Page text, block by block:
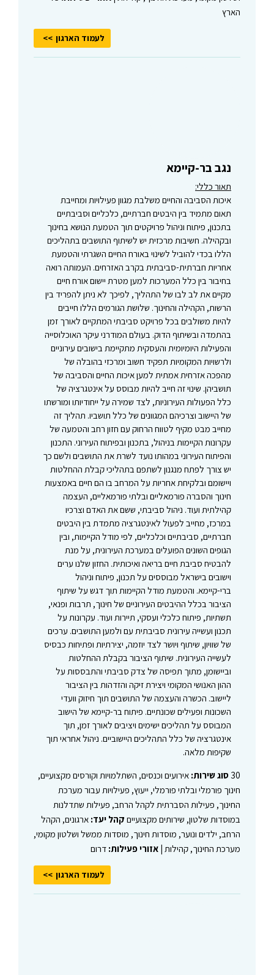
הארץ
לעמוד הארגון
נגב בר-קיימא
תאור כללי:
איכות הסביבה והחיים משלבת מגוון פעילויות ומחייבת
תאום מתמיד בין היבטים חברתיים, כלכליים וסביבתיים
בתכנון, פיתוח וניהול פרויקטים תוך הטמעת הנושא בחינוך
ובקהילה. חשיבות מרכזית יש לשיתוף התושבים בתהליכים
הללו בכדי להוביל לשינוי באורח החיים השגרתי והטמעת
אחריות חברתית-סביבתית בקרב האזרחים. העמותה רואה
בחיבור בין כלל המערכות למען מטרת יישום אורח חיים
מקיים את לב לבו של התהליך, לפיכך לא ניתן להפריד בין
הרשות, הקהילה והחינוך. שלושת הגורמים הללו חייבים
להיות משולבים בכל פרויקט סביבתי המתקיים לאורך זמן
בהתמדה ובשיתוף הדוק. בעולם המודרני עיקר האוכלוסייה
והפעילות היומיומית והעסקית מתקיימת בישובים עירוניים
ולרשויות המקומיות תפקיד חשוב ומרכזי בהובלה של
מהפכה אזרחית אמתית למען איכות החיים והסביבה של
תושביהן. שינוי זה חייב להיות מבוסס על אינטגרציה של
כלל הפעולות העירוניות, לצד שמירה על ייחודיותו ומורשתו
של היישוב וצרכיהם המגוונים של כלל תושביו. תהליך זה
מחייב מבט מקיף לטווח הרחוק עם חזון רחב והטמעה של
עקרונות הקיימות בניהול, בתכנון ובפיתוח העירוני. התכנון
והפיתוח העירוני במהותו נועד לשרת את התושבים ולשם כך
יש צורך לפתח מנגנון לשתפם בתהליכי קבלת ההחלטות
ויישומם ובלקיחת אחריות על המרחב בו הם חיים באמצעות
חינוך והסברה פורמאליים ובלתי פורמאליים, העצמה
קהילתית ועוד. ניהול סביבתי, ששם את האדם וצרכיו
במרכז, מחייב לפעול לאינטגרציה מתמדת בין היבטים
חברתיים, סביבתיים וכלכליים, לפי מודל הקיימות, ובין
הגופים השונים הפועלים במערכת העירונית, על מנת
להבטיח סביבת חיים בריאה ואיכותית. החזון שלנו ערים
וישובים בישראל מבוססים על תכנון, פיתוח וניהול
ברי-קיימא. והטמעת מודל הקיימות תוך דגש על שיתוף
הציבור בכלל ההיבטים העירוניים של חינוך, תרבות ופנאי,
תשתיות, פיתוח כלכלי ועסקי, תיירות ועוד. עקרונות על
תכנון ועשייה עירונית סביבתית עם ולמען התושבים. ערכים
של שוויון, שיתוף ויושר לצד יוזמה, יצירתיות ופתיחות כבסיס
לעשייה העירונית. שיתוף הציבור בקבלת ההחלטות
וביישומן, מתוך תפיסה של צדק סביבתי והתבססות על
ההון האנושי המקומי ויצירת זיקה והזדהות בין הציבור
ליישוב. הכשרה והעצמה של התושבים תוך חיזוק וועדי
השכונות ופעילים שכונתיים. פיתוח בר-קיימא של הישוב
המבוסס על תהליכים ישימים ויציבים לאורך זמן, תוך
אינטגרציה של כלל התהליכים היישוביים. ניהול אחראי תוך
שקיפות מלאה.
30 סוג שירות: אירועים וכנסים, השתלמויות וקורסים מקצועיים,
חינוך פורמלי ובלתי פורמלי, ייעוץ, פעילויות עבור מערכת
החינוך, פעילות הסברתית לקהל הרחב, פעילות שתדלנות
במוסדות שלטון, שירותים מקצועיים קהל יעד: ארגונים, הקהל
הרחב, ילדים ונוער, מוסדות חינוך, מוסדות ממשל ושלטון מקומי,
מערכת החינוך, קהילות | אזורי פעילות: דרום
לעמוד הארגון